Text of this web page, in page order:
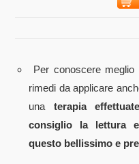
Per conoscere
rimedi da applicare
una terapia
consiglio la lettura e
questo bellissimo e